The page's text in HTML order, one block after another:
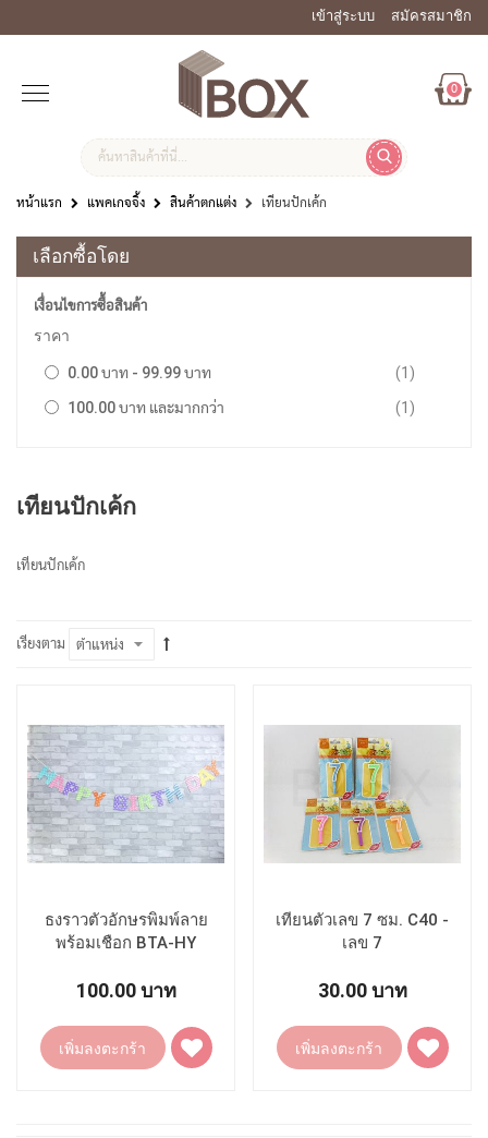
เข้าสู่ระบบ สมัครสมาชิก
0
หน้าแรก แพคเกจจิ้ง สินค้าตกแต่ง เทียนปักเค้ก
เทียนปักเค้ก
เทียนปักเค้ก
เรียงตาม
ธงราวตัวอักษรพิมพ์ลาย
พร้อมเชือก BTA-HY
100.00 บาท
เพิ่มลงตะกร้า
เพิ่ม
ไป
เทียนตัวเลข 7 ซม. C40 -
เลข 7
30.00 บาท
เพิ่มลงตะกร้า
เพิ่ม
ไป
เลือกซื้อโดย
เงื่อนไขการซื้อสินค้า
ราคา
0.00 บาท - 99.99 บาท 1
รายการ
100.00 บาท และมากกว่า 1
รายการ